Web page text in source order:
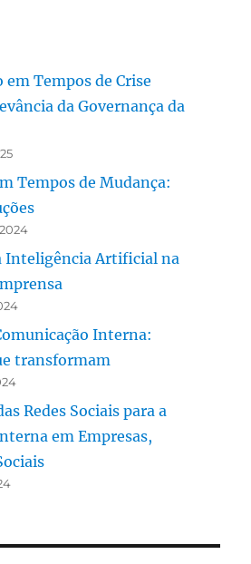
em Tempos de Crise
da Governança da
Tempos de Mudança:
Inteligência Artificial na
Interna:
transformam
Redes Sociais para a
em Empresas,